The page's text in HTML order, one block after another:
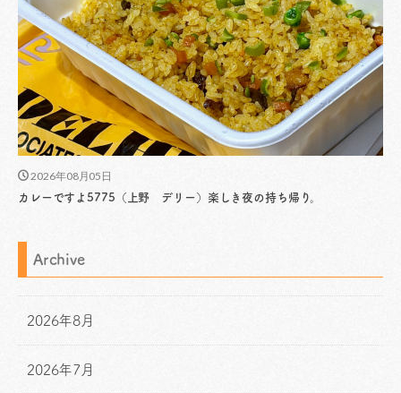
2026年08月05日
カレーですよ5775（上野 デリー）楽しき夜の持ち帰り。
Archive
2026年8月
2026年7月